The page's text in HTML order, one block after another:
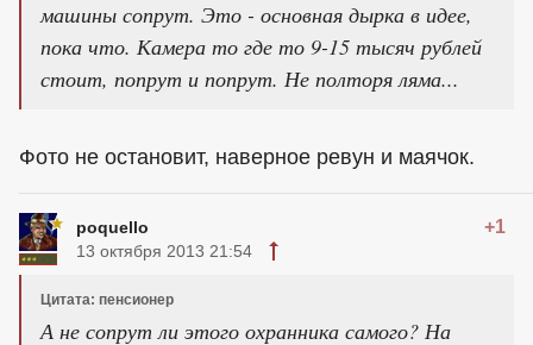
машины сопрут. Это - основная дырка в идее,
пока что. Камера то где то 9-15 тысяч рублей
стоит, попрут и попрут. Не полторя ляма...
Фото не остановит, наверное ревун и маячок.
poquello +1
13 октября 2013 21:54
Цитата: пенсионер
А не сопрут ли этого охранника самого? На